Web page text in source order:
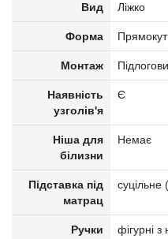
Вид Ліжко
Форма
Монтаж
Наявність
узголів'я
Є
Ніша для
білизни
Немає
Підставка під
матрац
Ручки фігурні